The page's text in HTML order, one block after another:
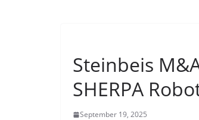
Steinbeis
SHERPA
September 19, 2025